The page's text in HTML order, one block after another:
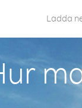
Ladda